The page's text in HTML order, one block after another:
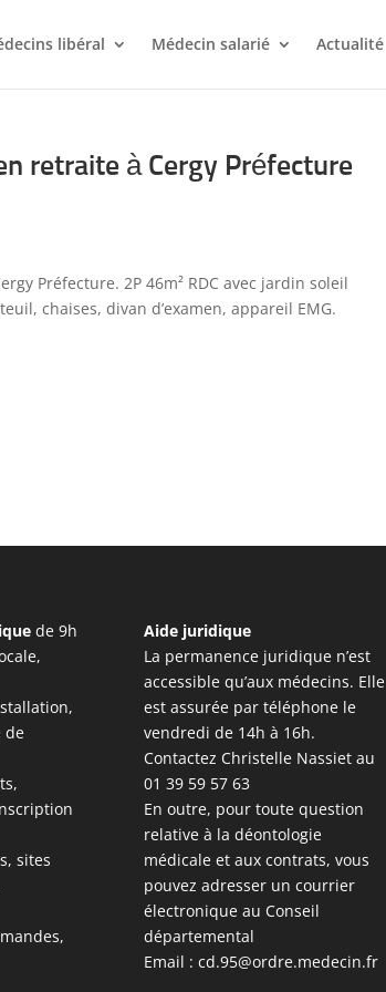
libéral Médecin salarié Actualité
retraite à Cergy Préfecture
Préfecture. 2P 46m² RDC avec jardin soleil
chaises, divan d’examen, appareil EMG.
de 9h
de
sites
Aide juridique
La permanence juridique n’est
accessible qu’aux médecins. Elle
est assurée par téléphone le
vendredi de 14h à 16h.
Contactez Christelle Nassiet au
01 39 59 57 63
En outre, pour toute question
relative à la déontologie
médicale et aux contrats, vous
pouvez adresser un courrier
électronique au Conseil
départemental
Email : cd.95@ordre.medecin.fr